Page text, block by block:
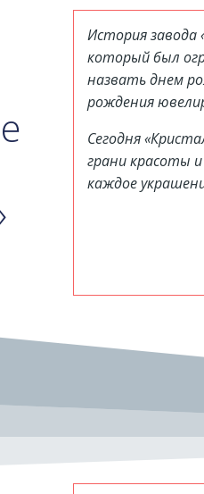
История завода
который был
назвать днем
рождения
Сегодня
грани красоты
каждое